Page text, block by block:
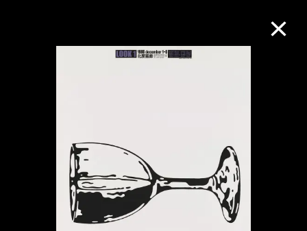
M+藏品
关于M+藏品